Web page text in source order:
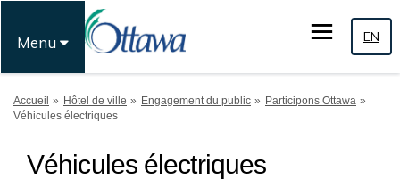
Menu EN
Vous êtes ici:
Accueil Hôtel de ville Engagement du public
Participons Ottawa
Véhicules électriques
Véhicules électriques